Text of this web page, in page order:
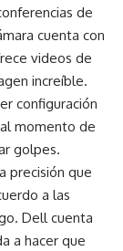
de
cuenta con
videos de
increíble.
configuración
momento de
golpes.
precisión que
a las
Dell cuenta
a hacer que